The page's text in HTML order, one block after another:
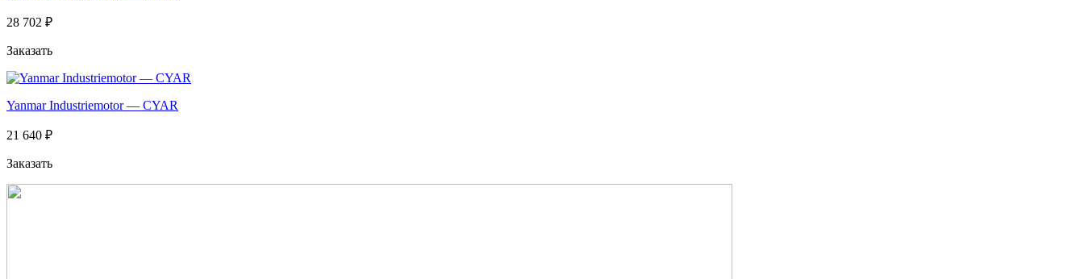
28 702 ₽
Заказать
Yanmar Industriemotor — CYAR
21 640 ₽
Заказать